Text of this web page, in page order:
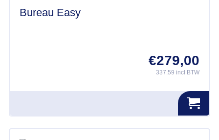
Bureau Easy
€279,00
337.59 incl BTW